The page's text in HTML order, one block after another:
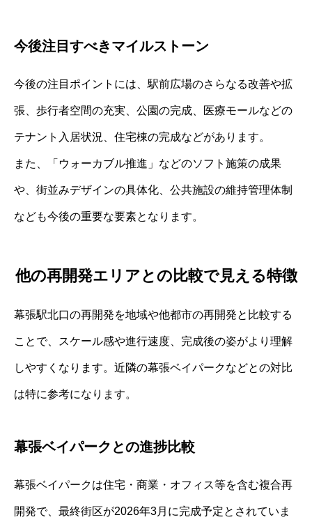
今後注目すべきマイルストーン
今後の注目ポイントには、駅前広場のさらなる改善や拡
張、歩行者空間の充実、公園の完成、医療モールなどの
テナント入居状況、住宅棟の完成などがあります。
また、「ウォーカブル推進」などのソフト施策の成果
や、街並みデザインの具体化、公共施設の維持管理体制
なども今後の重要な要素となります。
他の再開発エリアとの比較で見える特徴
幕張駅北口の再開発を地域や他都市の再開発と比較する
ことで、スケール感や進行速度、完成後の姿がより理解
しやすくなります。近隣の幕張ベイパークなどとの対比
は特に参考になります。
幕張ベイパークとの進捗比較
幕張ベイパークは住宅・商業・オフィス等を含む複合再
開発で、最終街区が2026年3月に完成予定とされていま